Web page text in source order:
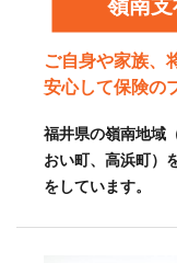
嶺南
ご自身や家族、
安心して保険の
福井県の嶺南地域
おい町、高浜町）
をしています。